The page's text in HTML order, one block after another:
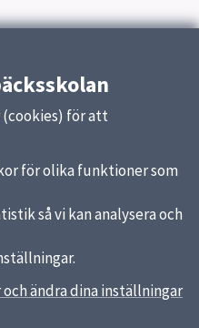
(cookies) för att
för olika funktioner som
så vi kan analysera och
ändra dina inställningar